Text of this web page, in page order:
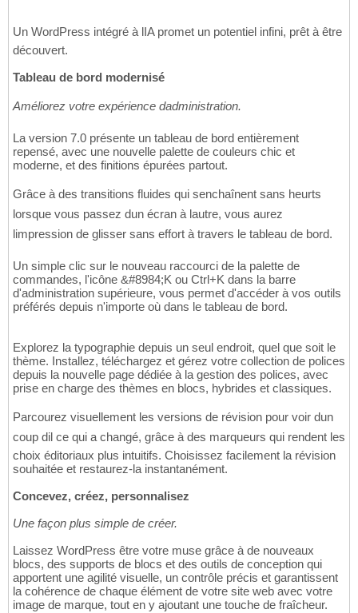
Un WordPress intégré à lIA promet un potentiel infini, prêt à être
découvert.
Tableau de bord modernisé
Améliorez votre expérience dadministration.
La version 7.0 présente un tableau de bord entièrement
repensé, avec une nouvelle palette de couleurs chic et
moderne, et des finitions épurées partout.
Grâce à des transitions fluides qui senchaînent sans heurts
lorsque vous passez dun écran à lautre, vous aurez
limpression de glisser sans effort à travers le tableau de bord.
Un simple clic sur le nouveau raccourci de la palette de
commandes, l'icône &#8984;K ou Ctrl+K dans la barre
d'administration supérieure, vous permet d'accéder à vos outils
préférés depuis n'importe où dans le tableau de bord.
Explorez la typographie depuis un seul endroit, quel que soit le
thème. Installez, téléchargez et gérez votre collection de polices
depuis la nouvelle page dédiée à la gestion des polices, avec
prise en charge des thèmes en blocs, hybrides et classiques.
Parcourez visuellement les versions de révision pour voir dun
coup dil ce qui a changé, grâce à des marqueurs qui rendent les
choix éditoriaux plus intuitifs. Choisissez facilement la révision
souhaitée et restaurez-la instantanément.
Concevez, créez, personnalisez
Une façon plus simple de créer.
Laissez WordPress être votre muse grâce à de nouveaux
blocs, des supports de blocs et des outils de conception qui
apportent une agilité visuelle, un contrôle précis et garantissent
la cohérence de chaque élément de votre site web avec votre
image de marque, tout en y ajoutant une touche de fraîcheur.